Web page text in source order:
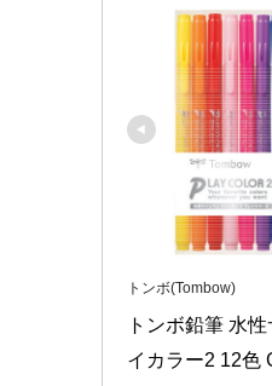
トンボ(Tombow)
トンボ鉛筆 水
イカラー2 12色